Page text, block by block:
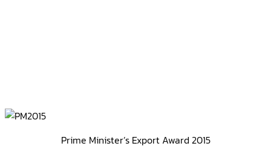
Prime Minister’s Export Award 2015